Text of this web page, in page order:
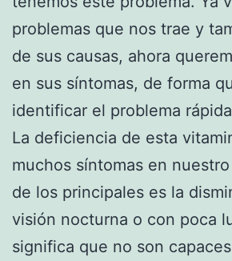
problemas que nos trae y
de sus causas, ahora
en sus síntomas, de forma
identificar el problema
La deficiencia de esta
muchos síntomas en
de los principales es la
visión nocturna o con poca
significa que no son